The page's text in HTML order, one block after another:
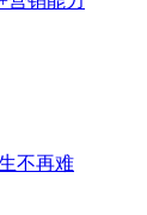
不再难